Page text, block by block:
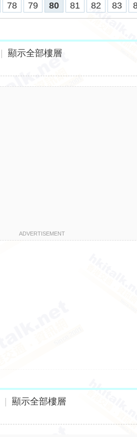
78 79 80 81 82 83
顯示全部樓層
ADVERTISEMENT
顯示全部樓層